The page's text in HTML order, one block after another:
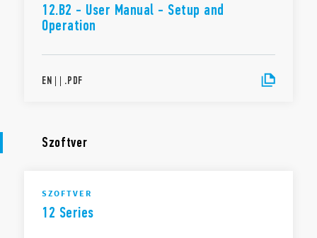
12.B2 - User Manual - Setup and
Operation
EN | | .PDF
Szoftver
SZOFTVER
12 Series